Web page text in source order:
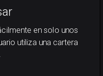
en solo unos
utiliza una cartera